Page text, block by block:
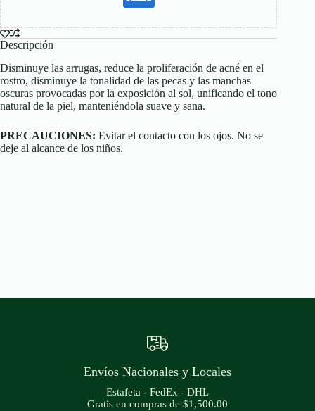
Descripción
Disminuye las arrugas, reduce la proliferación de acné en el
rostro, disminuye la tonalidad de las pecas y las manchas
oscuras provocadas por la exposición al sol, unificando el tono
natural de la piel, manteniéndola suave y sana.
PRECAUCIONES: Evitar el contacto con los ojos. No se
deje al alcance de los niños.
Envíos Nacionales y Locales
Estafeta - FedEx - DHL
Gratis en compras de $1,500.00